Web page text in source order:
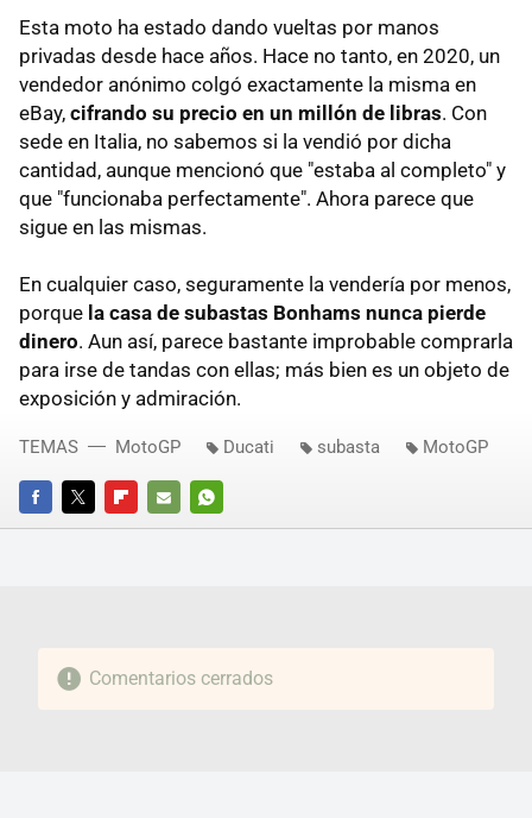
Esta moto ha estado dando vueltas por manos
privadas desde hace años. Hace no tanto, en 2020, un
vendedor anónimo colgó exactamente la misma en
eBay, cifrando su precio en un millón de libras. Con
sede en Italia, no sabemos si la vendió por dicha
cantidad, aunque mencionó que "estaba al completo" y
que "funcionaba perfectamente". Ahora parece que
sigue en las mismas.
En cualquier caso, seguramente la vendería por menos,
porque la casa de subastas Bonhams nunca pierde
dinero. Aun así, parece bastante improbable comprarla
para irse de tandas con ellas; más bien es un objeto de
exposición y admiración.
FACEBOOKTWITTERFLIPBOARD
E-
WHATSAPP
TEMAS MotoGP Ducati subasta MotoGP
Comentarios cerrados